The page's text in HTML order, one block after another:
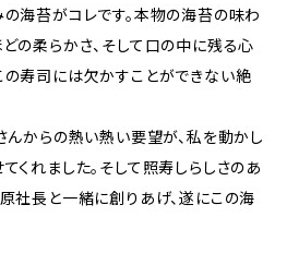
海苔がコレです。本物の海苔の味わ
の柔らかさ、そして口の中に残る心
寿司には欠かすことができない絶
んからの熱い熱い要望が、私を動かし
くれました。そして照寿しらしさのあ
社長と一緒に創りあげ、遂にこの海